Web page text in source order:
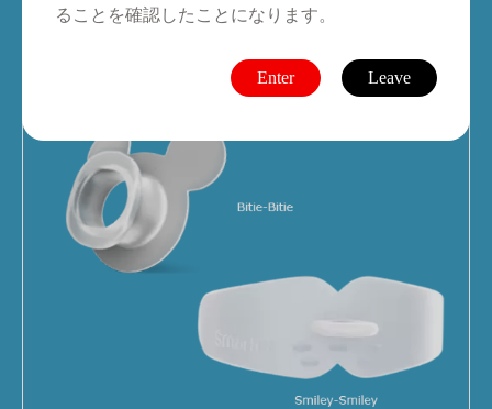
アーチ形状の改善、顎関係の調
ることを確認したことになります。
Enter Leave